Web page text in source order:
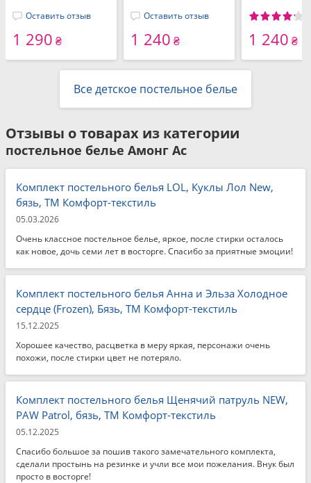
flannel
Оставить отзыв
1 290 ₴
Turkish flannel
Оставить отзыв
1 240 ₴
Зверята/
Turkish
1 240 ₴
Все детское постельное белье
Отзывы о товарах из категории
постельное белье Амонг Ас
Комплект постельного белья LOL, Куклы Лол New,
бязь, ТМ Комфорт-текстиль
05.03.2026
Очень классное постельное белье, яркое, после стирки осталось
как новое, дочь семи лет в восторге. Спасибо за приятные эмоции!
Комплект постельного белья Анна и Эльза Холодное
сердце (Frozen), Бязь, ТМ Комфорт-текстиль
15.12.2025
Хорошее качество, расцветка в меру яркая, персонажи очень
похожи, после стирки цвет не потеряло.
Комплект постельного белья Щенячий патруль NEW,
PAW Patrol, бязь, ТМ Комфорт-текстиль
05.12.2025
Спасибо большое за пошив такого замечательного комплекта,
сделали простынь на резинке и учли все мои пожелания. Внук был
просто в восторге!